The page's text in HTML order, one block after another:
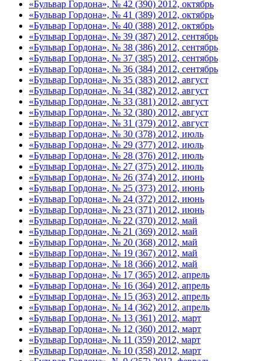
«Бульвар Гордона», № 42 (390) 2012, октябрь
«Бульвар Гордона», № 41 (389) 2012, октябрь
«Бульвар Гордона», № 40 (388) 2012, октябрь
«Бульвар Гордона», № 39 (387) 2012, сентябрь
«Бульвар Гордона», № 38 (386) 2012, сентябрь
«Бульвар Гордона», № 37 (385) 2012, сентябрь
«Бульвар Гордона», № 36 (384) 2012, сентябрь
«Бульвар Гордона», № 35 (383) 2012, август
«Бульвар Гордона», № 34 (382) 2012, август
«Бульвар Гордона», № 33 (381) 2012, август
«Бульвар Гордона», № 32 (380) 2012, август
«Бульвар Гордона», № 31 (379) 2012, август
«Бульвар Гордона», № 30 (378) 2012, июль
«Бульвар Гордона», № 29 (377) 2012, июль
«Бульвар Гордона», № 28 (376) 2012, июль
«Бульвар Гордона», № 27 (375) 2012, июль
«Бульвар Гордона», № 26 (374) 2012, июнь
«Бульвар Гордона», № 25 (373) 2012, июнь
«Бульвар Гордона», № 24 (372) 2012, июнь
«Бульвар Гордона», № 23 (371) 2012, июнь
«Бульвар Гордона», № 22 (370) 2012, май
«Бульвар Гордона», № 21 (369) 2012, май
«Бульвар Гордона», № 20 (368) 2012, май
«Бульвар Гордона», № 19 (367) 2012, май
«Бульвар Гордона», № 18 (366) 2012, май
«Бульвар Гордона», № 17 (365) 2012, апрель
«Бульвар Гордона», № 16 (364) 2012, апрель
«Бульвар Гордона», № 15 (363) 2012, апрель
«Бульвар Гордона», № 14 (362) 2012, апрель
«Бульвар Гордона», № 13 (361) 2012, март
«Бульвар Гордона», № 12 (360) 2012, март
«Бульвар Гордона», № 11 (359) 2012, март
«Бульвар Гордона», № 10 (358) 2012, март